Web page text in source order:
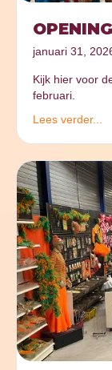
januari 31,
Kijk hier voor
februari.
Lees verder...